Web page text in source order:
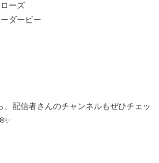
ーズ
ダービー
、配信者さんのチャンネルもぜひチェッ